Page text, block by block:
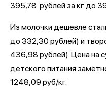
395,78 рублей за кг до
Из молочки дешевле
до 332,30 рублей) и
436,98 рублей). Цена на
детского питания
1248,09 руб/кг.